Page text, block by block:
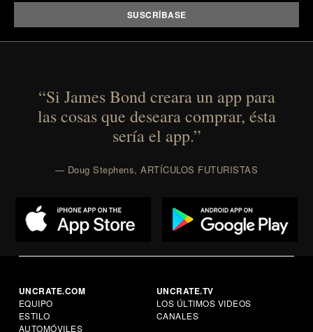
“Si James Bond creara un app para
las cosas que deseara comprar, ésta
sería el app.”
— Doug Stephens, ARTÍCULOS FUTURISTAS
UNCRATE.COM
EQUIPO
ESTILO
AUTOMÓVILES
UNCRATE.TV
LOS ÚLTIMOS VIDEOS
CANALES